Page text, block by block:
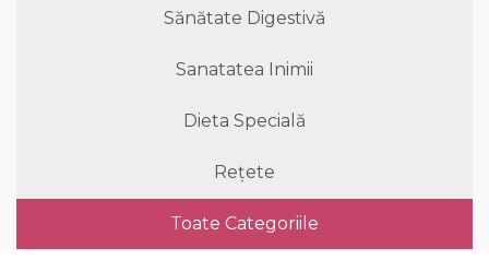
Sănătate Digestivă
Sanatatea Inimii
Dieta Specială
Rețete
Toate Categoriile